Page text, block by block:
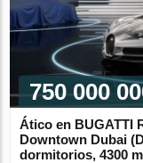
750 000
Ático en BUGATTI
Downtown Dubai
dormitorios, 4300